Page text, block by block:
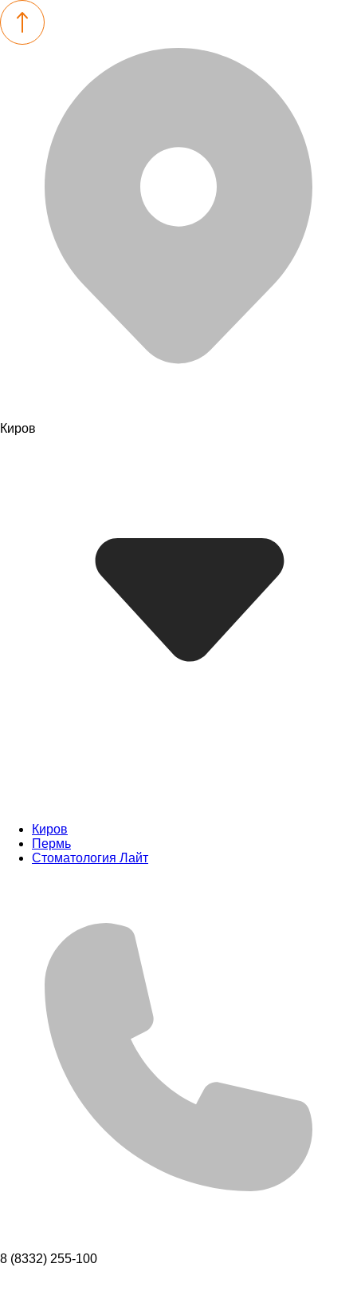
Киров
Киров
Пермь
Стоматология Лайт
8 (8332) 255-100